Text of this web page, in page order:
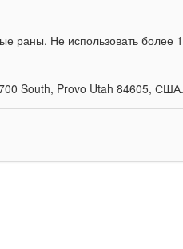
раны. Не использовать более
South, Provo Utah 84605, США.